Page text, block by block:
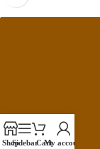
ShopSidebarCartMy account